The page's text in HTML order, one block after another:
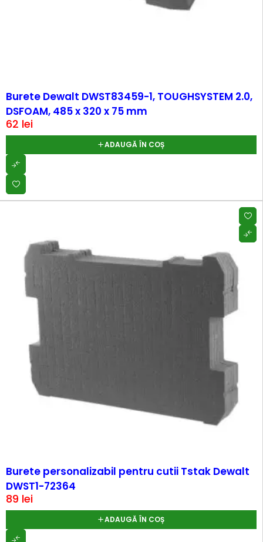
Burete Dewalt DWST83459-1, TOUGHSYSTEM 2.0,
DSFOAM, 485 x 320 x 75 mm
62 lei
ADAUGĂ ÎN COȘ
Burete personalizabil pentru cutii Tstak Dewalt
DWST1-72364
89 lei
ADAUGĂ ÎN COȘ